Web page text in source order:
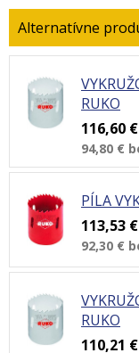
RUKO
116,60 €
94,80 €
PÍLA
113,53 €
92,30 €
RUKO
110,21 €